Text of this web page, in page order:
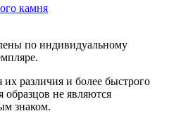
камня
по индивидуальному
различия и более быстрого
образцов не являются
знаком.